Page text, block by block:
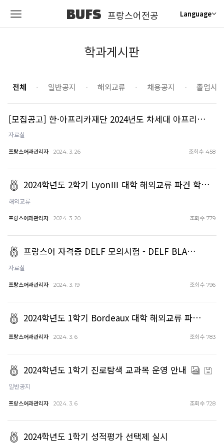
BUFS 프랑스어전공 Language
학과게시판
전체 일반공지 해외교류 채용공지 졸업시험
[모집공고] 한·아프리카재단 2024년도 차세대 아프리…
자료실
프랑스어과관리자 2024. 3. 26 조회수 458
2024학년도 2학기 LyonⅢ 대학 해외교류 파견 학…
해외교류
프랑스어과관리자 2024. 3. 20 조회수 779
프랑스어 자격증 DELF 모의시험 - DELF BLA…
자료실
프랑스어과관리자 2024. 3. 19 조회수 796
2024학년도 1학기 Bordeaux 대학 해외교류 파…
프랑스어과관리자 2024. 3. 6 조회수 783
2024학년도 1학기 진로탐색 교과목 운영 안내
일반공지
프랑스어과관리자 2024. 3. 6 조회수 728
2024학년도 1학기 성적평가 선택제 실시